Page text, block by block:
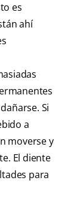
es
ahí
Si
a
moverse y
El diente
para